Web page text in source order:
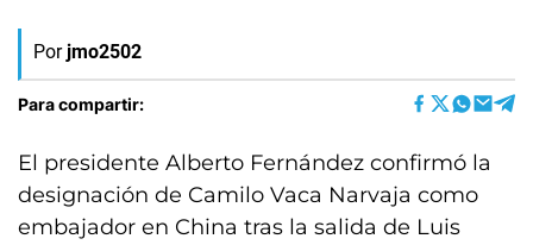
Por jmo2502
Para compartir:
El presidente Alberto Fernández confirmó la
designación de Camilo Vaca Narvaja como
embajador en China tras la salida de Luis